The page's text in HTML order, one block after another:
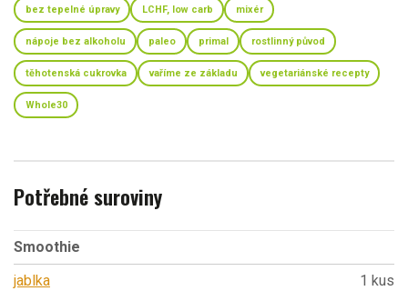
bez tepelné úpravy LCHF, low carb mixér
nápoje bez alkoholu paleo primal rostlinný původ
těhotenská cukrovka vaříme ze základu vegetariánské recepty
Whole30
Potřebné suroviny
Smoothie
jablka
1 kus